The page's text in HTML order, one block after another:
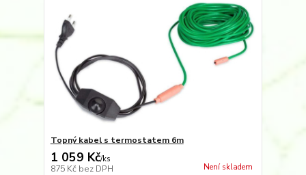
Topný kabel s termostatem 6m
1 059 Kč/ks
875 Kč bez DPH Není skladem